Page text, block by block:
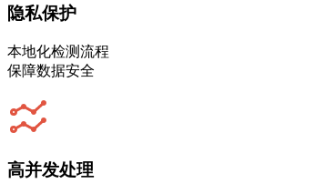
隐私保护
本地化检测流程
保障数据安全
高并发处理